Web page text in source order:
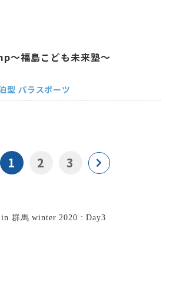
～福島こども未来塾～
型 パラスポーツ
1 2 3